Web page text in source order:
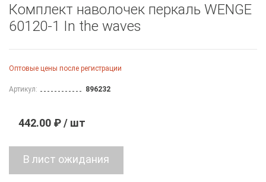
Комплект наволочек перкаль WENGE
60120-1 In the waves
Оптовые цены после регистрации
Артикул: 896232
442.00 ₽ / шт